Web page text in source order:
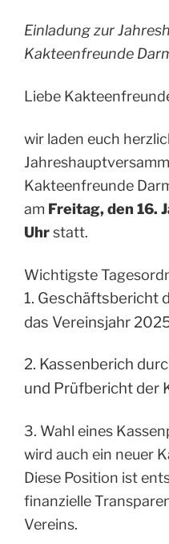
Einladung zur
Kakteenfreunde
Liebe
wir laden euch
Kakteenfreunde
am Freitag, den 16.
Uhrstatt.
Wichtigste
1. Geschäftsbericht
das Vereinsjahr
2. Kassenberich
und Prüfbericht der
3. Wahl eines
wird auch ein neuer
Diese Position ist
finanzielle
Vereins.